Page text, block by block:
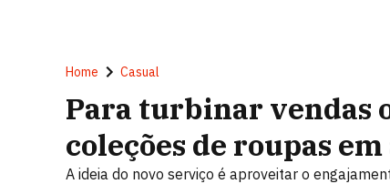
Home Casual
Para turbinar vendas
coleções de roupas
A ideia do novo serviço é aproveitar o